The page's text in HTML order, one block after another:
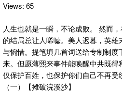
Views: 65
人生也就是一瞬，不论成败。
然而
的结局总让人唏嘘。美人迟暮，英
与惋惜。提笔填几首词送给专制制
来。但愿薄熙来事件能唤醒中共既得
仅保护百姓，也保护你们自己不再受
（一）【摊破浣溪沙】